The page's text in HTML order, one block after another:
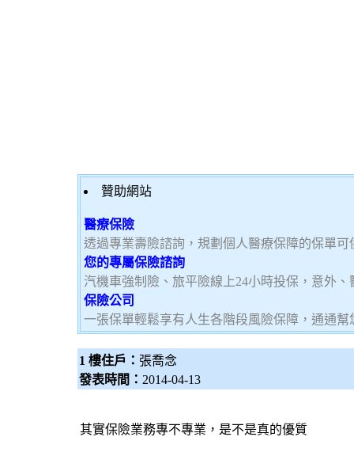
贊助網站
醫療保險
透過專業壽險諮詢，規劃個人醫療保障的保單可
您的專屬保險諮詢
汽機車強制險、旅平險線上24小時投保，意外
保險公司
一張保單輕鬆享有人生各階段風險保障，通通幫
1 樓住戶： 張喬念
發表時間： 2014-04-13
其實保險業務專不專業，是不是真的優質